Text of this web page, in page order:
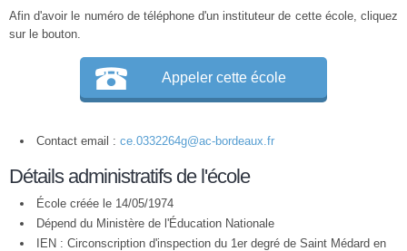
Afin d'avoir le numéro de téléphone d'un instituteur de cette école, cliquez
sur le bouton.
Appeler cette école
Contact email : ce.0332264g@ac-bordeaux.fr
Détails administratifs de l'école
École créée le 14/05/1974
Dépend du Ministère de l'Éducation Nationale
IEN : Circonscription d'inspection du 1er degré de Saint Médard en